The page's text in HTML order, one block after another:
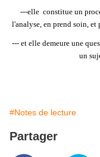
---elle constitue un
l'analyse, en prend soin,
--- et elle demeure une
un
#Notes de lecture
Partager